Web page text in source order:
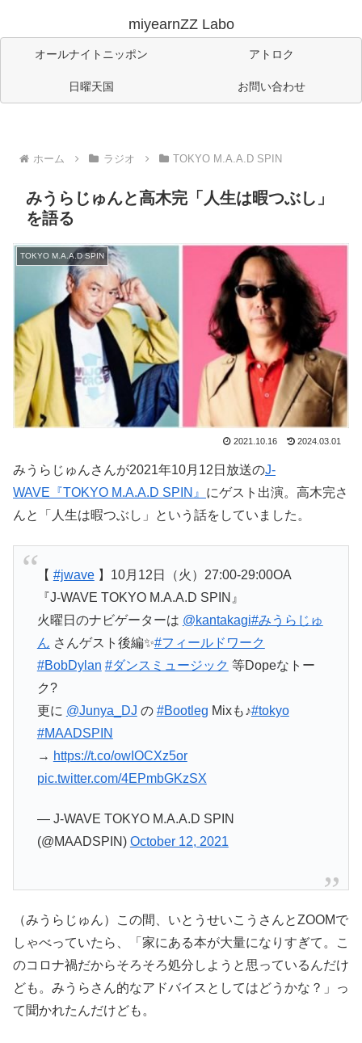
miyearnZZ Labo
オールナイトニッポン アトロク
日曜天国 お問い合わせ
ホーム ラジオ TOKYO M.A.A.D SPIN
みうらじゅんと高木完「人生は暇つぶし」
を語る
TOKYO M.A.A.D SPIN
2021.10.16 2024.03.01
みうらじゅんさんが2021年10月12日放送のJ-
WAVE『TOKYO M.A.A.D SPIN』 にゲスト出演。高木完さ
んと「人生は暇つぶし」という話をしていました。
【 #jwave】10月12日（火）27:00-29:00OA
『J-WAVE TOKYO M.A.A.D SPIN』
火曜日のナビゲーターは @kantakagi#みうらじゅ
ん さんゲスト後編✨#フィールドワーク
#BobDylan #ダンスミュージック 等Dopeなトー
ク?
更に @Junya_DJ の #Bootleg Mixも♪#tokyo
#MAADSPIN
→ https://t.co/owIOCXz5or
pic.twitter.com/4EPmbGKzSX
— J-WAVE TOKYO M.A.A.D SPIN
(@MAADSPIN) October 12, 2021
（みうらじゅん）この間、いとうせいこうさんとZOOMで
しゃべっていたら、「家にある本が大量になりすぎて。こ
のコロナ禍だからそろそろ処分しようと思っているんだけ
ども。みうらさん的なアドバイスとしてはどうかな？」っ
て聞かれたんだけども。